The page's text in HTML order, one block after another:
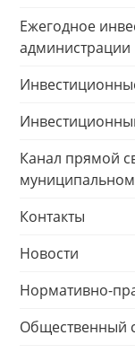
Ежегодное
администрации
Канал прямой
Контакты
Новости
Нормативно-
Общественный